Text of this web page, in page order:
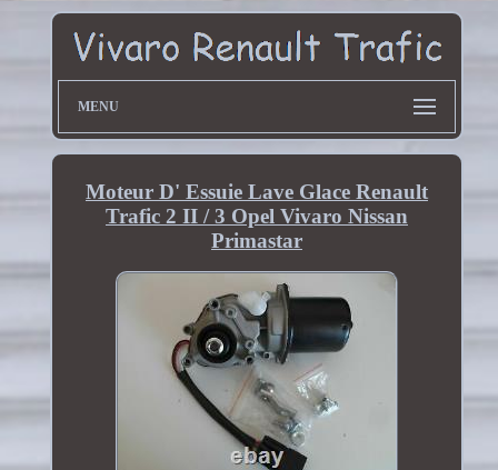
MENU
Moteur D' Essuie Lave Glace Renault
Trafic 2 II / 3 Opel Vivaro Nissan
Primastar